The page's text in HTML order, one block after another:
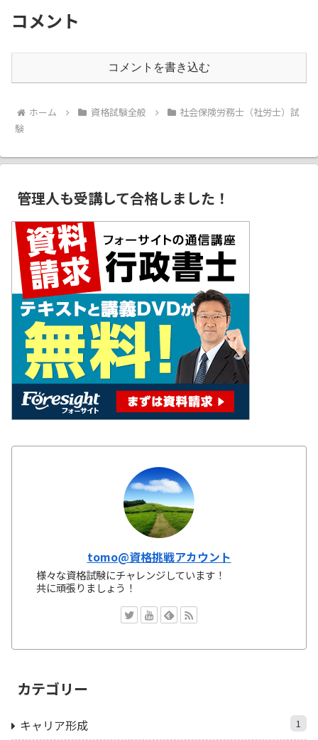
コメント
コメントを書き込む
ホーム 資格試験全般
社会保険労務士（社労士）試
験
管理人も受講して合格しました！
tomo@資格挑戦アカウント
様々な資格試験にチャレンジしています！
共に頑張りましょう！
カテゴリー
キャリア形成 1